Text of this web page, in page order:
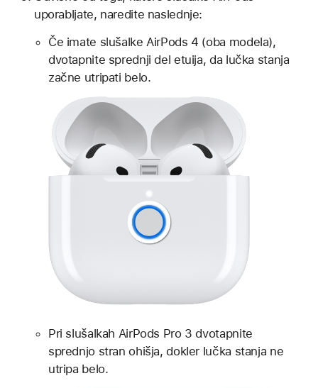
uporabljate, naredite naslednje:
Če imate slušalke AirPods 4 (oba modela),
dvotapnite sprednji del etuija, da lučka stanja
začne utripati belo.
Pri slušalkah AirPods Pro 3 dvotapnite
sprednjo stran ohišja, dokler lučka stanja ne
utripa belo.